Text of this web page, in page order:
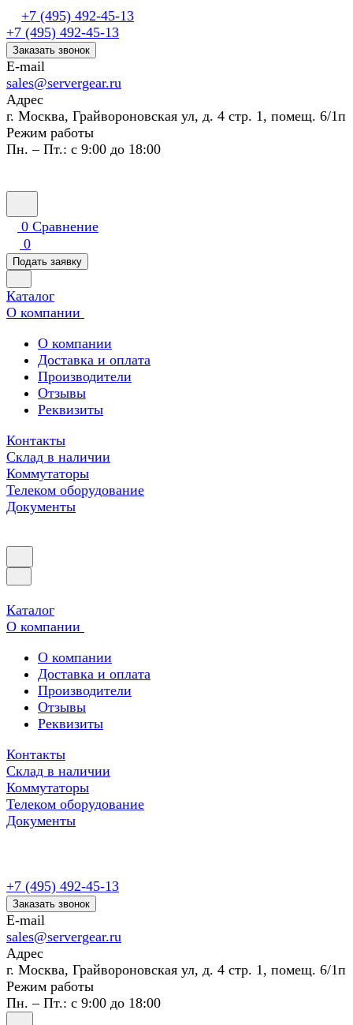
+7 (495) 492-45-13
+7 (495) 492-45-13
Заказать звонок
E-mail
sales@servergear.ru
Адрес
г. Москва, Грайвороновская ул, д. 4 стр. 1, помещ. 6/1п
Режим работы
Пн. – Пт.: с 9:00 до 18:00
0 Сравнение
0
Подать заявку
Каталог
О компании
О компании
Доставка и оплата
Производители
Отзывы
Реквизиты
Контакты
Склад в наличии
Коммутаторы
Телеком оборудование
Документы
Каталог
О компании
О компании
Доставка и оплата
Производители
Отзывы
Реквизиты
Контакты
Склад в наличии
Коммутаторы
Телеком оборудование
Документы
+7 (495) 492-45-13
Заказать звонок
E-mail
sales@servergear.ru
Адрес
г. Москва, Грайвороновская ул, д. 4 стр. 1, помещ. 6/1п
Режим работы
Пн. – Пт.: с 9:00 до 18:00